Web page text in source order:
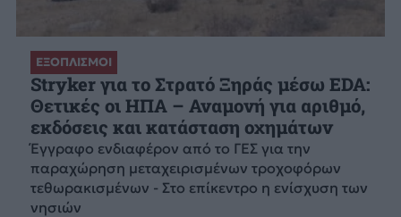
ΕΞΟΠΛΙΣΜΟΙ
Stryker για το Στρατό Ξηράς μέσω EDA:
Θετικές οι ΗΠΑ – Αναμονή για αριθμό,
εκδόσεις και κατάσταση οχημάτων
Έγγραφο ενδιαφέρον από το ΓΕΣ για την
παραχώρηση μεταχειρισμένων τροχοφόρων
τεθωρακισμένων - Στο επίκεντρο η ενίσχυση των
νησιών